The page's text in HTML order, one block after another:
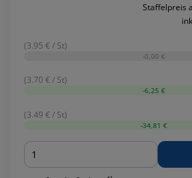
Staffelpreis
(3.95 € / St)
-0,00 €
(3.70 € / St)
-6,25 €
(3.49 € / St)
-34,81 €
Menge